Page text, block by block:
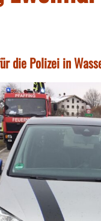
die Polizei in